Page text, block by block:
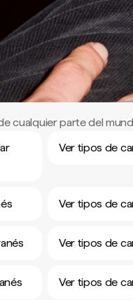
cualquier parte del
Ver tipos de
Ver tipos de
Ver tipos de
Ver tipos de